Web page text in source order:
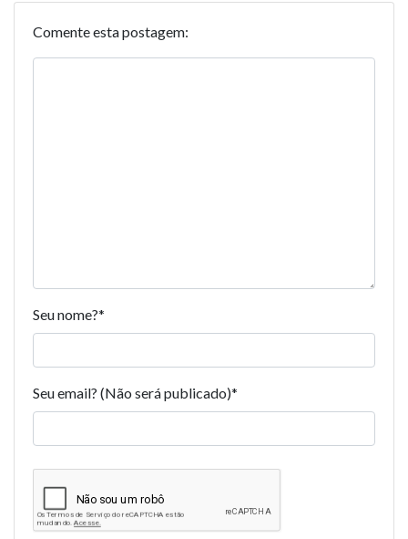
Comente esta postagem:
Seu nome?*
Seu email? (Não será publicado)*